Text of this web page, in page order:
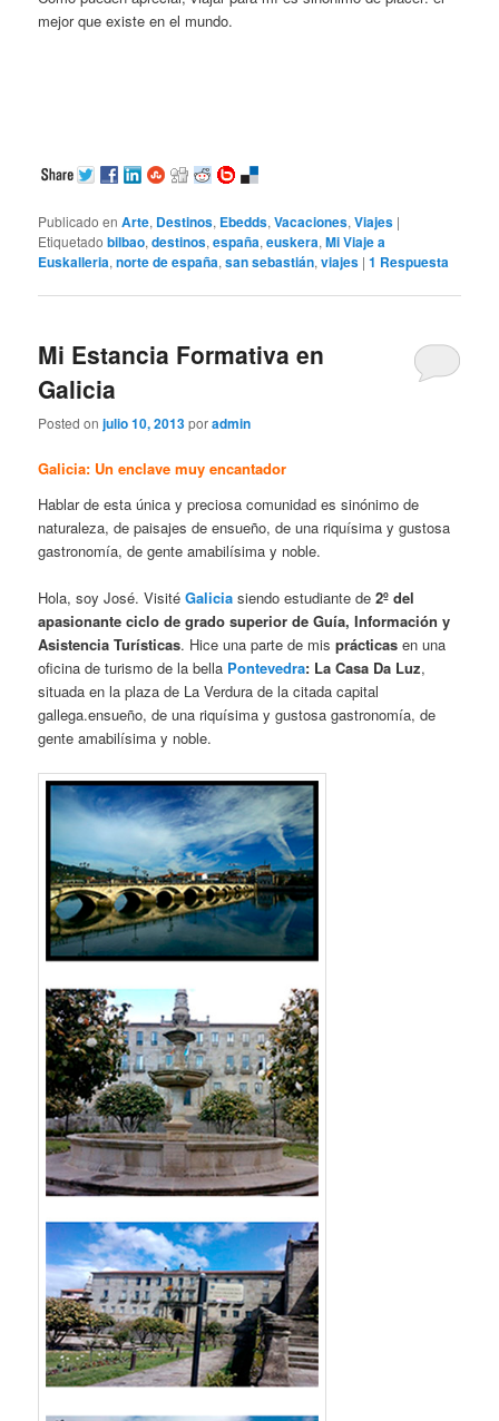
mejor que existe en el mundo.
Publicado en Arte, Destinos, Ebedds,Vacaciones,Viajes |
Etiquetado bilbao,destinos,españa,euskera,Mi Viaje a
Euskalleria,norte de españa,san sebastián,viajes |1 Respuesta
Mi Estancia Formativa en
Galicia
Posted onjulio 10, 2013poradmin
Galicia: Un enclave muy encantador
Hablar de esta única y preciosa comunidad es sinónimo de
naturaleza, de paisajes de ensueño, de una riquísima y gustosa
gastronomía, de gente amabilísima y noble.
Hola, soy José. VisitéGalicia siendo estudiante de2º del
apasionante ciclo de grado superior de Guía, Información y
Asistencia Turísticas. Hice una parte de misprácticas en una
oficina de turismo de la bella Pontevedra: La Casa Da Luz,
situada en la plaza de La Verdura de la citada capital
gallega.ensueño, de una riquísima y gustosa gastronomía, de
gente amabilísima y noble.